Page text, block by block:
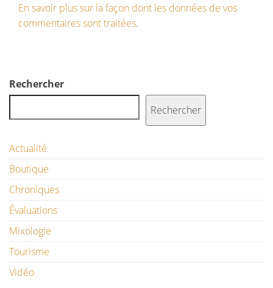
En savoir plus sur la façon dont les données de vos
commentaires sont traitées.
Rechercher
Rechercher
Actualité
Boutique
Chroniques
Évaluations
Mixologie
Tourisme
Vidéo